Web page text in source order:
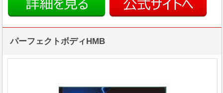
パーフェクトボディHMB